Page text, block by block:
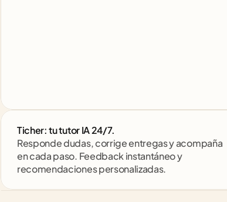
Ticher: tu tutor IA 24/7.
Responde dudas, corrige entregas y acompaña
en cada paso. Feedback instantáneo y
recomendaciones personalizadas.